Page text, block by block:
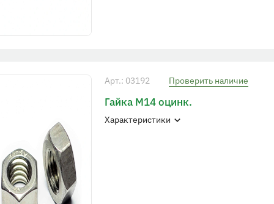
Арт.: 03192 Проверить наличие
Гайка М14 оцинк.
Характеристики